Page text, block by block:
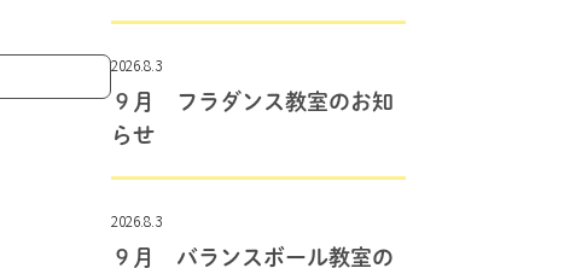
2026.8.3
９月 フラダンス教室のお知
らせ
2026.8.3
９月 バランスボール教室の